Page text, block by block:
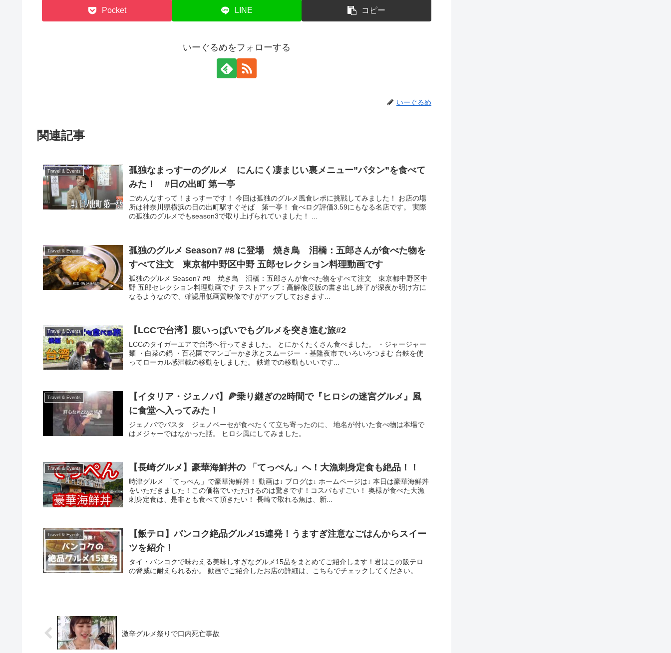
Pocket LINE コピー
いーぐるめをフォローする
いーぐるめ
関連記事
Travel & Events
孤独なまっすーのグルメ にんにく凄まじい裏メニュー”パタン”を食べて
みた！ #日の出町 第一亭
ごめんなすって！まっすーです！ 今回は孤独のグルメ風食レポに挑戦してみました！ お店の場
所は神奈川県横浜の日の出町駅すぐそば 第一亭！ 食べログ評価3.59にもなる名店です。 実際
の孤独のグルメでもseason3で取り上げられていました！ ...
Travel & Events
孤独のグルメ Season7 #8 に登場 焼き鳥 泪橋：五郎さんが食べた物を
すべて注文 東京都中野区中野 五郎セレクション料理動画です
孤独のグルメ Season7 #8 焼き鳥 泪橋：五郎さんが食べた物をすべて注文 東京都中野区中
野 五郎セレクション料理動画です テストアップ：高解像度版の書き出し終了が深夜か明け方に
なるようなので、確認用低画質映像ですがアップしておきます...
Travel & Events 【LCCで台湾】腹いっぱいでもグルメを突き進む旅#2
LCCのタイガーエアで台湾へ行ってきました。 とにかくたくさん食べました。 ・ジャージャー
麺 ・白菜の鍋 ・百花園でマンゴーかき氷とスムージー ・基隆夜市でいろいろつまむ 台鉄を使
ってローカル感満載の移動をしました。 鉄道での移動もいいです...
Travel & Events
【イタリア・ジェノバ】🍕乗り継ぎの2時間で『ヒロシの迷宮グルメ』風
に食堂へ入ってみた！
ジェノバでパスタ ジェノベーセが食べたくて立ち寄ったのに、 地名が付いた食べ物は本場で
はメジャーではなかった話。 ヒロシ風にしてみました。
Travel & Events 【長崎グルメ】豪華海鮮丼の 「てっぺん」へ！大漁刺身定食も絶品！！
時津グルメ 「てっぺん」で豪華海鮮丼！ 動画は↓ ブログは↓ ホームページは↓ 本日は豪華海鮮丼
をいただきました！この価格でいただけるのは驚きです！コスパもすごい！ 奥様が食べた大漁
刺身定食は、是非とも食べて頂きたい！ 長崎で取れる魚は、新...
Travel & Events
【飯テロ】バンコク絶品グルメ15連発！うますぎ注意なごはんからスイー
ツを紹介！
タイ・バンコクで味わえる美味しすぎなグルメ15品をまとめてご紹介します！君はこの飯テロ
の脅威に耐えられるか。 動画でご紹介したお店の詳細は、こちらでチェックしてください。
激辛グルメ祭りで口内死亡事故